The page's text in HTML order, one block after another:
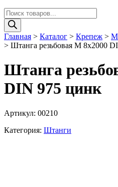
Поиск
товаров
Главная > Каталог > Крепеж >
> Штанга резьбовая М 8х2000
Штанга
DIN 975 цинк
Артикул: 00210
Категория: Штанги